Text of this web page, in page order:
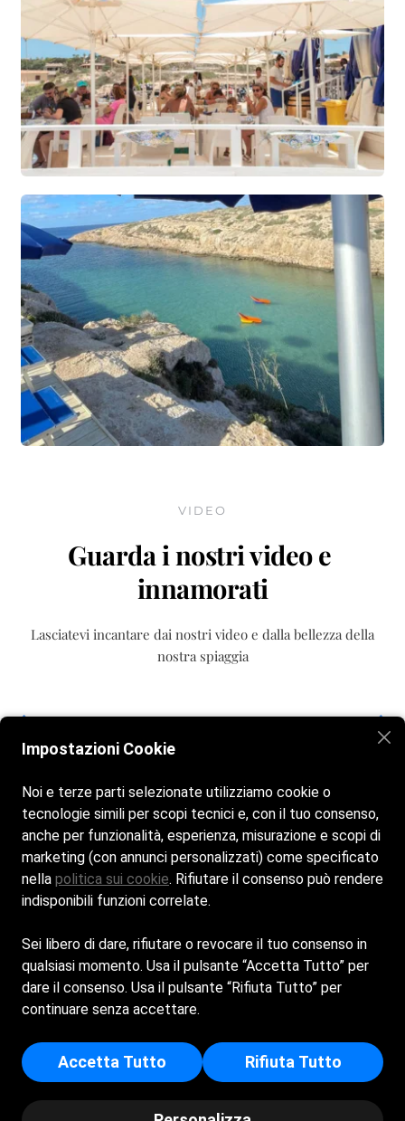
VIDEO
Guarda i nostri video e
innamorati
Lasciatevi incantare dai nostri video e dalla bellezza della
nostra spiaggia
Home La spiaggia
Bar e Ristoro
Attività ed Eventi
Galleria Contatti
Bar & Ristorante aperto tutti i giorni dalle 7:30 alle 21:00
Cookie Policy Privacy Policy
MADONNA - 92031 - LAMPEDUSA E LINOSA (AG) - Iscritta al
registro delle imprese di Agrigento - p.i/c.f: 02175630843 -
Numero REA: AG - 172191
Impostazioni Cookie
Noi e terze parti selezionate utilizziamo cookie o
tecnologie simili per scopi tecnici e, con il tuo consenso,
anche per funzionalità, esperienza, misurazione e scopi di
marketing (con annunci personalizzati) come specificato
nella politica sui cookie. Rifiutare il consenso può rendere
indisponibili funzioni correlate.
Sei libero di dare, rifiutare o revocare il tuo consenso in
qualsiasi momento. Usa il pulsante “Accetta Tutto” per
dare il consenso. Usa il pulsante “Rifiuta Tutto” per
continuare senza accettare.
Accetta Tutto Rifiuta Tutto